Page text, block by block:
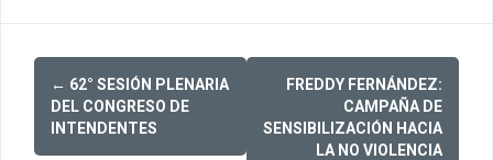
Post
navigation
← 62° SESIÓN PLENARIA
DEL CONGRESO DE
INTENDENTES
FREDDY FERNÁNDEZ:
CAMPAÑA DE
SENSIBILIZACIÓN HACIA
LA NO VIOLENCIA